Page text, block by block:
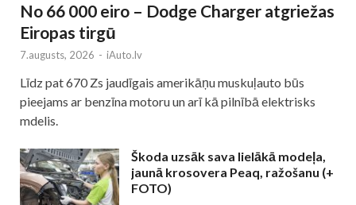
No 66 000 eiro – Dodge Charger atgriežas
Eiropas tirgū
7.augusts, 2026 - iAuto.lv
Līdz pat 670 Zs jaudīgais amerikāņu muskuļauto būs
pieejams ar benzīna motoru un arī kā pilnībā elektrisks
mdelis.
Škoda uzsāk sava lielākā modeļa,
jaunā krosovera Peaq, ražošanu (+
FOTO)